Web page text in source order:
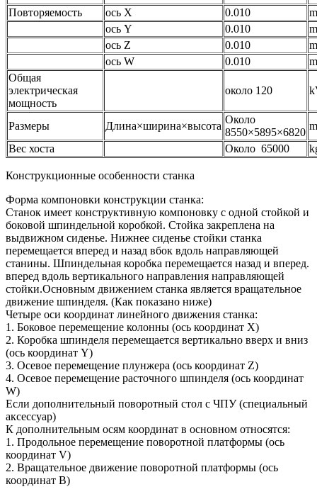
Повторяемость
ось X 0.010
ось Y
0.010
ось Z
0.010
ось W
0.010
Общая
электрическая
мощность
около 120
Размеры Длина×ширина×высота
Около
8550×5895×6820
Вес хоста
Около 65000
Конструкционные особенности станка
Форма компоновки конструкции станка:
Станок имеет конструктивную компоновку с одной стойкой и
боковой шпиндельной коробкой. Стойка закреплена на
выдвижном сиденье. Нижнее сиденье стойки станка
перемещается вперед и назад вбок вдоль направляющей
станины. Шпиндельная коробка перемещается назад и вперед.
вперед вдоль вертикального направления направляющей
стойки.Основным движением станка является вращательное
движение шпинделя. (Как показано ниже)
Четыре оси координат линейного движения станка:
1. Боковое перемещение колонны (ось координат X)
2. Коробка шпинделя перемещается вертикально вверх и вниз
(ось координат Y)
3. Осевое перемещение плунжера (ось координат Z)
4. Осевое перемещение расточного шпинделя (ось координат
W)
Если дополнительный поворотный стол с ЧПУ (специальный
аксессуар)
К дополнительным осям координат в основном относятся:
1. Продольное перемещение поворотной платформы (ось
координат V)
2. Вращательное движение поворотной платформы (ось
координат B)